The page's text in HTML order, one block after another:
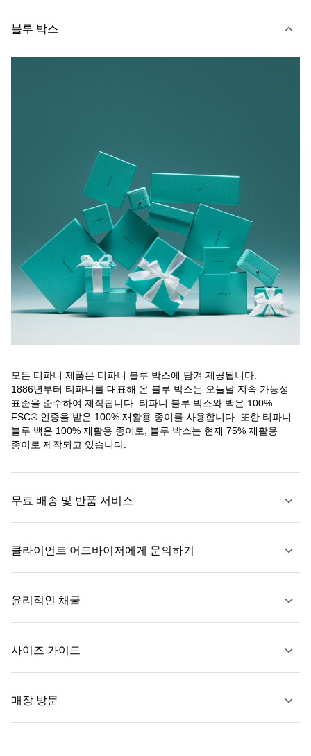
블루 박스
모든 티파니 제품은 티파니 블루 박스에 담겨 제공됩니다.
1886년부터 티파니를 대표해 온 블루 박스는 오늘날 지속 가능성
표준을 준수하여 제작됩니다. 티파니 블루 박스와 백은 100%
FSC® 인증을 받은 100% 재활용 종이를 사용합니다. 또한 티파니
블루 백은 100% 재활용 종이로, 블루 박스는 현재 75% 재활용
종이로 제작되고 있습니다.
무료 배송 및 반품 서비스
자세히 보기
클라이언트 어드바이저에게 문의하기
윤리적인 채굴
사이즈 가이드
자세히 보기
매장 방문